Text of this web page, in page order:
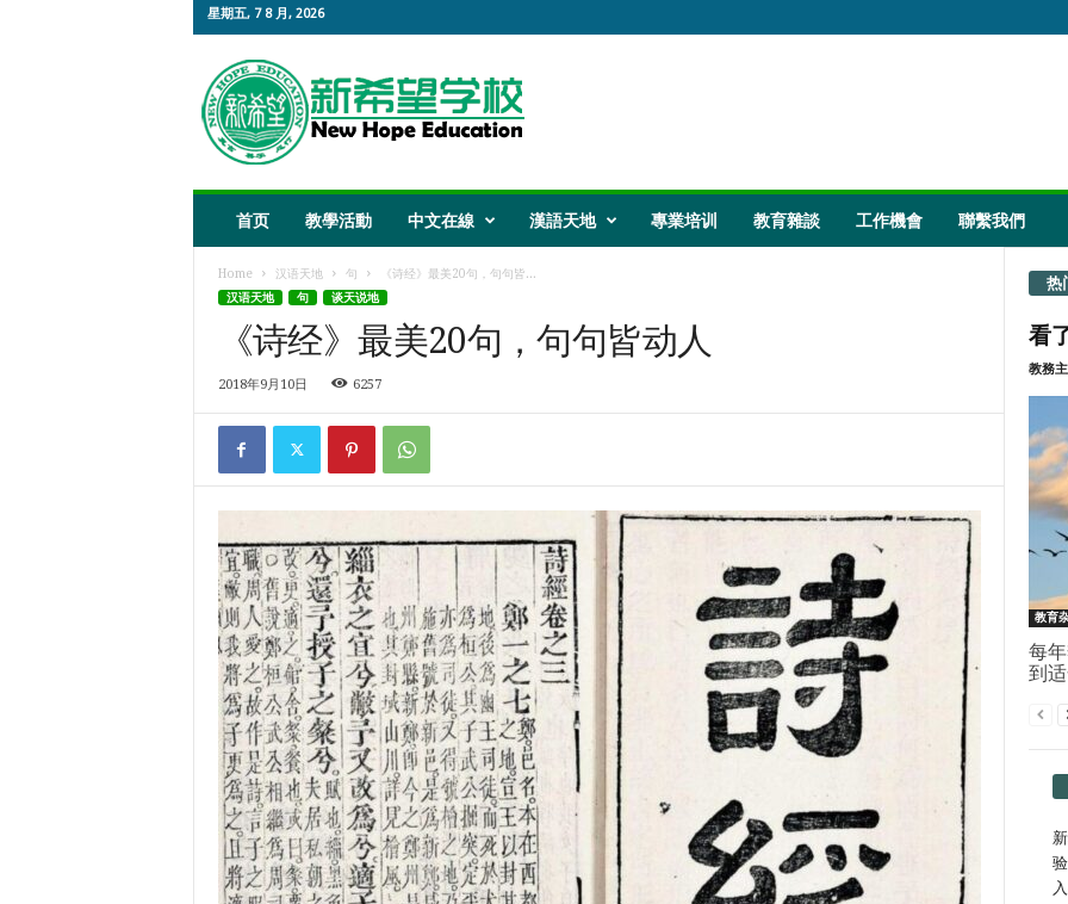
星期五, 7 8 月, 2026
希
望
教
首页 教學活動 中文在線 漢語天地 專業培训 教育雜談 工作機會 聯繫我們
Home 汉语天地 句
《诗经》最美20句，句句皆...
汉语天地
句 谈天说地
《诗经》最美20句，句句皆动人
2018年9月10日 6257
热
看
教務
教育
每
到